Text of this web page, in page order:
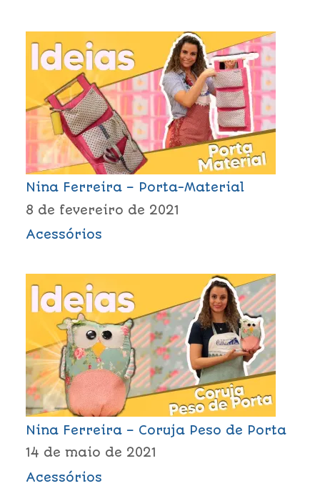
Nina Ferreira – Porta-Material
8 de fevereiro de 2021
Acessórios
Nina Ferreira – Coruja Peso de Porta
14 de maio de 2021
Acessórios